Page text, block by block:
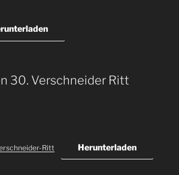
30. Verschneider Ritt
Ritt Herunterladen